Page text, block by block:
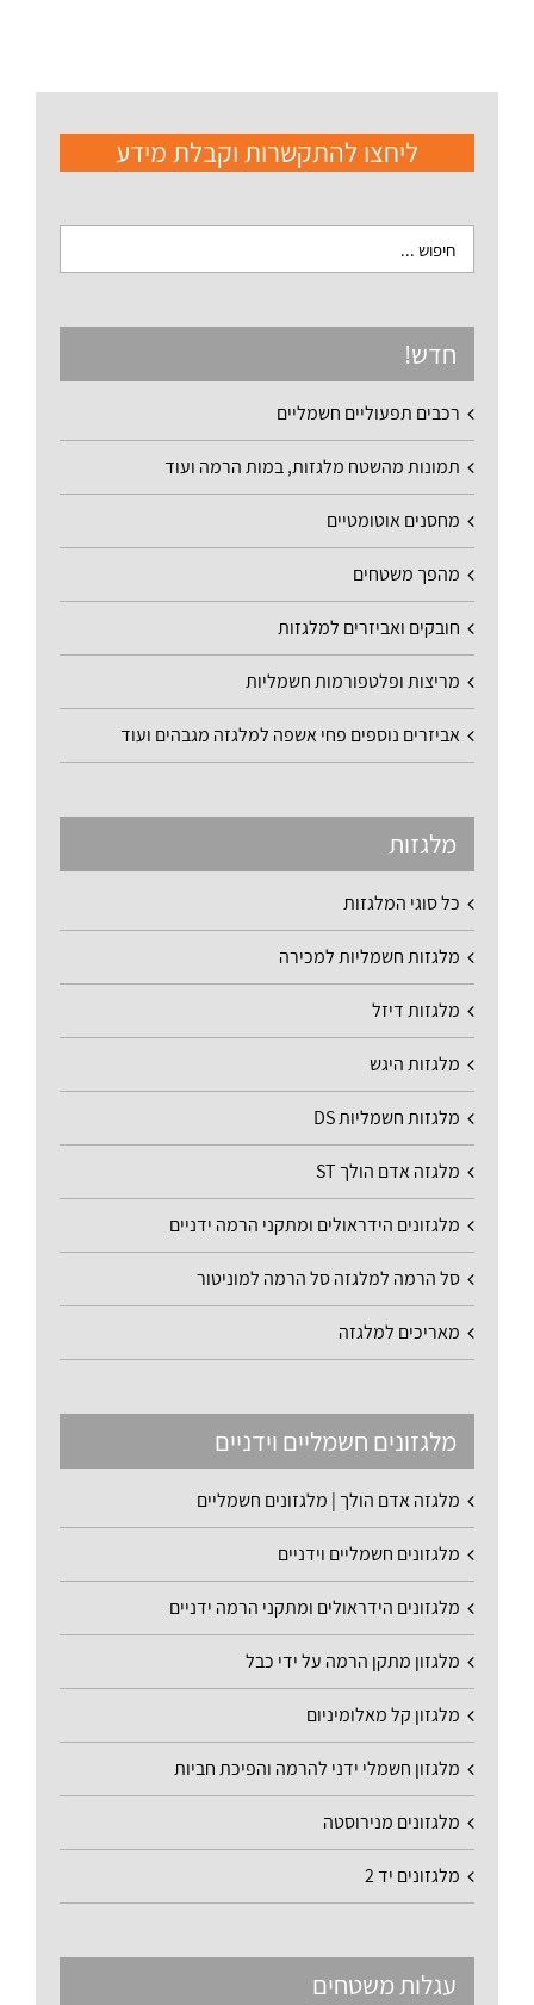
ליחצו להתקשרות וקבלת מידע
חדש!
רכבים תפעוליים חשמליים
תמונות מהשטח מלגזות, במות הרמה ועוד
מחסנים אוטומטיים
מהפך משטחים
חובקים ואביזרים למלגזות
מריצות ופלטפורמות חשמליות
אביזרים נוספים פחי אשפה למלגזה מגבהים ועוד
מלגזות
כל סוגי המלגזות
מלגזות חשמליות למכירה
מלגזות דיזל
מלגזות היגש
מלגזות חשמליות DS
מלגזה אדם הולך ST
מלגזונים הידראולים ומתקני הרמה ידניים
סל הרמה למלגזה סל הרמה למוניטור
מאריכים למלגזה
מלגזונים חשמליים וידניים
מלגזה אדם הולך | מלגזונים חשמליים
מלגזונים חשמליים וידניים
מלגזונים הידראולים ומתקני הרמה ידניים
מלגזון מתקן הרמה על ידי כבל
מלגזון קל מאלומיניום
מלגזון חשמלי ידני להרמה והפיכת חביות
מלגזונים מנירוסטה
מלגזונים יד 2
עגלות משטחים